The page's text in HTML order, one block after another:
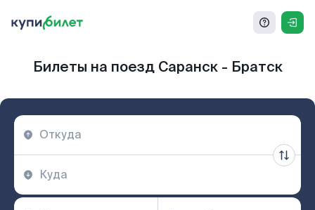
Билеты на поезд Саранск - Братск